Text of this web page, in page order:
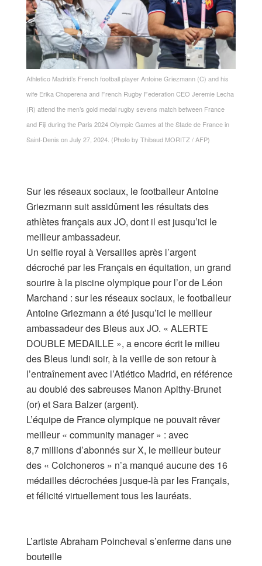
Athletico Madrid’s French football player Antoine Griezmann (C) and his
wife Erika Choperena and French Rugby Federation CEO Jeremie Lecha
(R) attend the men’s gold medal rugby sevens match between France
and Fiji during the Paris 2024 Olympic Games at the Stade de France in
Saint-Denis on July 27, 2024. (Photo by Thibaud MORITZ / AFP)
Sur les réseaux sociaux, le footballeur Antoine
Griezmann suit assidûment les résultats des
athlètes français aux JO, dont il est jusqu’ici le
meilleur ambassadeur.
Un selfie royal à Versailles après l’argent
décroché par les Français en équitation, un grand
sourire à la piscine olympique pour l’or de Léon
Marchand : sur les réseaux sociaux, le footballeur
Antoine Griezmann a été jusqu’ici le meilleur
ambassadeur des Bleus aux JO. « ALERTE
DOUBLE MEDAILLE », a encore écrit le milieu
des Bleus lundi soir, à la veille de son retour à
l’entraînement avec l’Atlético Madrid, en référence
au doublé des sabreuses Manon Apithy-Brunet
(or) et Sara Balzer (argent).
L’équipe de France olympique ne pouvait rêver
meilleur « community manager » : avec
8,7 millions d’abonnés sur X, le meilleur buteur
des « Colchoneros » n’a manqué aucune des 16
médailles décrochées jusque-là par les Français,
et félicité virtuellement tous les lauréats.
L’artiste Abraham Poincheval s’enferme dans une
bouteille